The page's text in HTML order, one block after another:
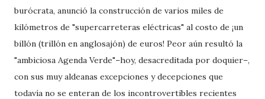
burócrata, anunció la construcción de varios miles de
kilómetros de "supercarreteras eléctricas" al costo de ¡un
billón (trillón en anglosajón) de euros! Peor aún resultó la
"ambiciosa Agenda Verde"–hoy, desacreditada por doquier–,
con sus muy aldeanas excepciones y decepciones que
todavía no se enteran de los incontrovertibles recientes